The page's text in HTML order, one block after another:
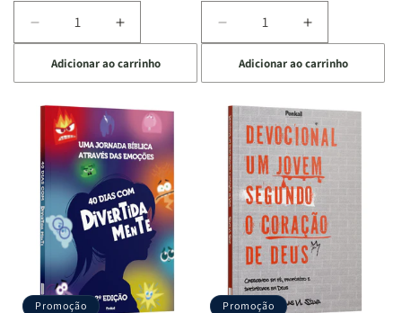
Diminuir
a
quantidade
de
Devocional
Quarto
de
Guerra
Isabelle
S.
Alves
Aumentar
a
quantidade
de
Devocional
Quarto
de
Guerra
|
Isabelle
S.
Alves
Adicionar ao carrinho
Diminuir
a
quantidade
de
Devocional
Café
com
Mulheres
da
Bíblia
Equipe
Teológica
Penkal
Aumentar
a
quantidade
de
Devocional
Café
com
Mulheres
da
Bíblia
|
Equipe
Teológica
Penkal
Adicionar ao carrinho
Promoção Promoção